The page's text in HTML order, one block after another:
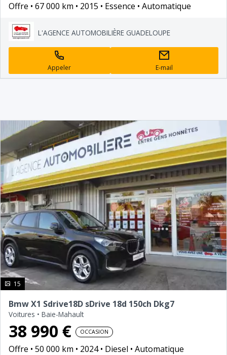
Offre 67 000 km 2015 Essence Automatique
L'AGENCE AUTOMOBILIÈRE GUADELOUPE
Appeler E-mail
15 photo(s)
Bmw X1 Sdrive18D sDrive 18d 150ch Dkg7
Voitures • Baie-Mahault
38 990 € OCCASION
Offre 50 000 km 2024 Diesel Automatique